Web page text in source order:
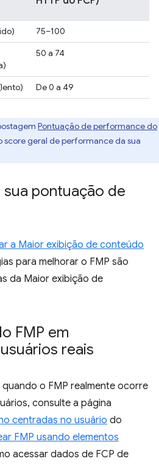
75–100
50 a 74
De 0 a 49
Pontuação de performance do
score geral de performance da sua
pontuação de
a Maior exibição de conteúdo
para melhorar o FMP são
da Maior exibição de
FMP em
reais
o FMP realmente ocorre
consulte a página
centradas no usuário do
FMP usando elementos
acessar dados de FCP de